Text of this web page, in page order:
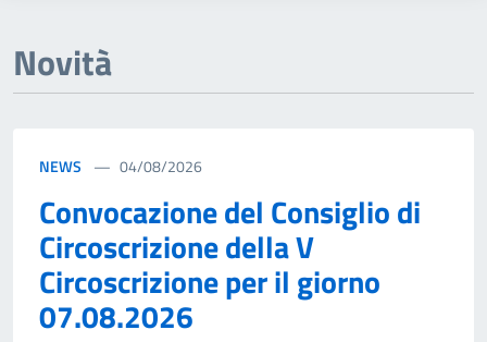
Novità
NEWS 04/08/2026
Convocazione del Consiglio di
Circoscrizione della V
Circoscrizione per il giorno
07.08.2026